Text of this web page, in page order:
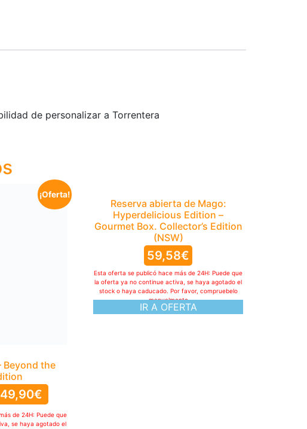
de personalizar a Torrentera
¡Oferta!
Beyond the
Reserva abierta de Mago:
Hyperdelicious Edition –
Gourmet Box. Collector’s Edition
(NSW)
59,58€
IR A OFERTA
Esta oferta se publicó hace más de 24H: Puede que
la oferta ya no continue activa, se haya agotado el
stock o haya caducado. Por favor, compruebelo
manualmente